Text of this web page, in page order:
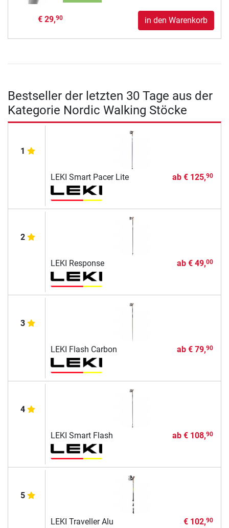
€ 29,90 in den Warenkorb
Bestseller der letzten 30 Tage aus der
Kategorie Nordic Walking Stöcke
1
LEKI Smart Pacer Lite ab € 125,90
2
LEKI Response ab € 49,00
3
LEKI Flash Carbon ab € 79,90
4
LEKI Smart Flash ab € 108,90
5
LEKI Traveller Alu € 102,90